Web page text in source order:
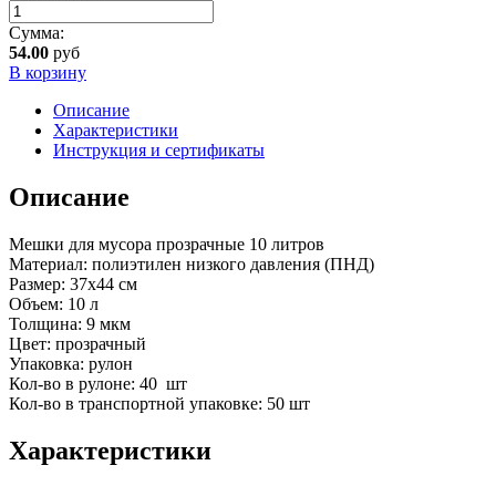
Сумма:
54.00 руб
В корзину
Описание
Характеристики
Инструкция и сертификаты
Описание
Мешки для мусора прозрачные 10 литров
Материал: полиэтилен низкого давления (ПНД)
Размер: 37х44 см
Объем: 10 л
Толщина: 9 мкм
Цвет: прозрачный
Упаковка: рулон
Кол-во в рулоне: 40 шт
Кол-во в транспортной упаковке: 50 шт
Характеристики